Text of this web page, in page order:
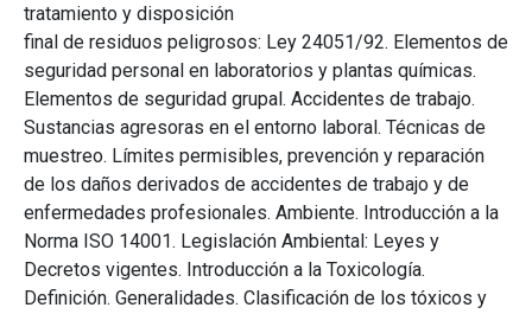
tratamiento y disposición
final de residuos peligrosos: Ley 24051/92. Elementos de
seguridad personal en laboratorios y plantas químicas.
Elementos de seguridad grupal. Accidentes de trabajo.
Sustancias agresoras en el entorno laboral. Técnicas de
muestreo. Límites permisibles, prevención y reparación
de los daños derivados de accidentes de trabajo y de
enfermedades profesionales. Ambiente. Introducción a la
Norma ISO 14001. Legislación Ambiental: Leyes y
Decretos vigentes. Introducción a la Toxicología.
Definición. Generalidades. Clasificación de los tóxicos y